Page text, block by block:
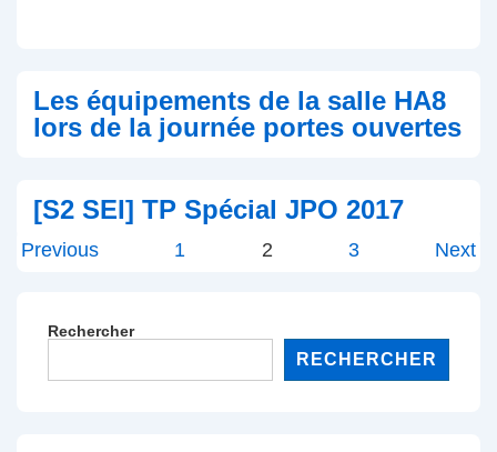
Les équipements de la salle HA8
lors de la journée portes ouvertes
[S2 SEI] TP Spécial JPO 2017
Pagination
Previous 1 2 3 Next
Rechercher
RECHERCHER